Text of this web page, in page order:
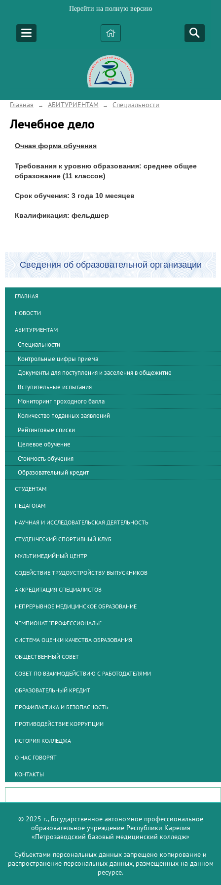
Перейти на полную версию
Главная → АБИТУРИЕНТАМ → Специальности
Лечебное дело
Очная форма обучения
Требования к уровню образования: среднее общее
образование (11 классов)
Срок обучения: 3 года 10 месяцев
Квалификация: фельдшер
Сведения об образовательной организации
ГЛАВНАЯ
НОВОСТИ
АБИТУРИЕНТАМ
Специальности
Контрольные цифры приема
Документы для поступления и заселения в общежитие
Вступительные испытания
Мониторинг проходного балла
Количество поданных заявлений
Рейтинговые списки
Целевое обучение
Стоимость обучения
Образовательный кредит
СТУДЕНТАМ
ПЕДАГОГАМ
НАУЧНАЯ И ИССЛЕДОВАТЕЛЬСКАЯ ДЕЯТЕЛЬНОСТЬ
СТУДЕНЧЕСКИЙ СПОРТИВНЫЙ КЛУБ
МУЛЬТИМЕДИЙНЫЙ ЦЕНТР
СОДЕЙСТВИЕ ТРУДОУСТРОЙСТВУ ВЫПУСКНИКОВ
АККРЕДИТАЦИЯ СПЕЦИАЛИСТОВ
НЕПРЕРЫВНОЕ МЕДИЦИНСКОЕ ОБРАЗОВАНИЕ
ЧЕМПИОНАТ "ПРОФЕССИОНАЛЫ"
СИСТЕМА ОЦЕНКИ КАЧЕСТВА ОБРАЗОВАНИЯ
ОБЩЕСТВЕННЫЙ СОВЕТ
СОВЕТ ПО ВЗАИМОДЕЙСТВИЮ С РАБОТОДАТЕЛЯМИ
ОБРАЗОВАТЕЛЬНЫЙ КРЕДИТ
ПРОФИЛАКТИКА И БЕЗОПАСНОСТЬ
ПРОТИВОДЕЙСТВИЕ КОРРУПЦИИ
ИСТОРИЯ КОЛЛЕДЖА
О НАС ГОВОРЯТ
КОНТАКТЫ
© 2025 г., Государственное автономное профессиональное
образовательное учреждение Республики Карелия
«Петрозаводский базовый медицинский колледж»
Субъектами персональных данных запрещено копирование и
распространение персональных данных, размещенных на данном
ресурсе.